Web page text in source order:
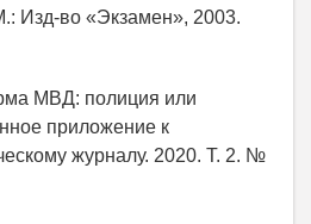
Изд-во «Экзамен», 2003.
МВД: полиция или
приложение к
журналу. 2020. Т. 2. №